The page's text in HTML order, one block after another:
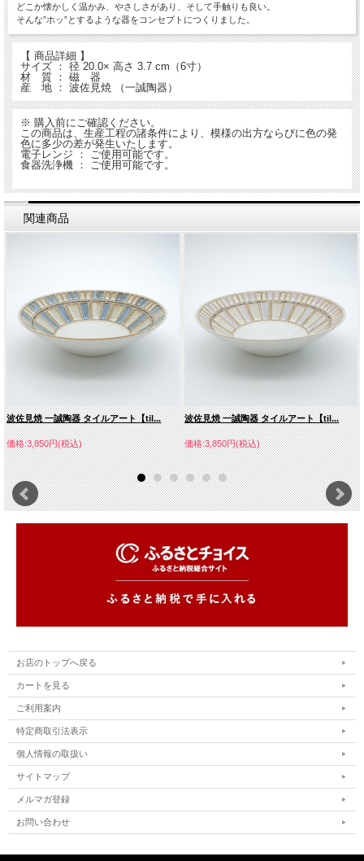
どこか懐かしく温かみ、やさしさがあり、そして手触りも良い。
そんな”ホッ”とするような器をコンセプトにつくりました。
【 商品詳細 】
サイズ ： 径 20.0× 高さ 3.7 cm（6寸）
材 質 ： 磁 器
産 地 ： 波佐見焼 （一誠陶器）
※ 購入前にご確認ください。
この商品は、生産工程の諸条件により、模様の出方ならびに色の発
色に多少の差が発生いたします。
電子レンジ ： ご使用可能です。
食器洗浄機 ： ご使用可能です。
関連商品
波佐見焼 一誠陶器 タイルアート【til...
価格:3,850円(税込)
波佐見焼 一誠陶器 タイルアート【til...
価格:3,850円(税込)
お店のトップへ戻る
カートを見る
ご利用案内
特定商取引法表示
個人情報の取扱い
サイトマップ
メルマガ登録
お問い合わせ